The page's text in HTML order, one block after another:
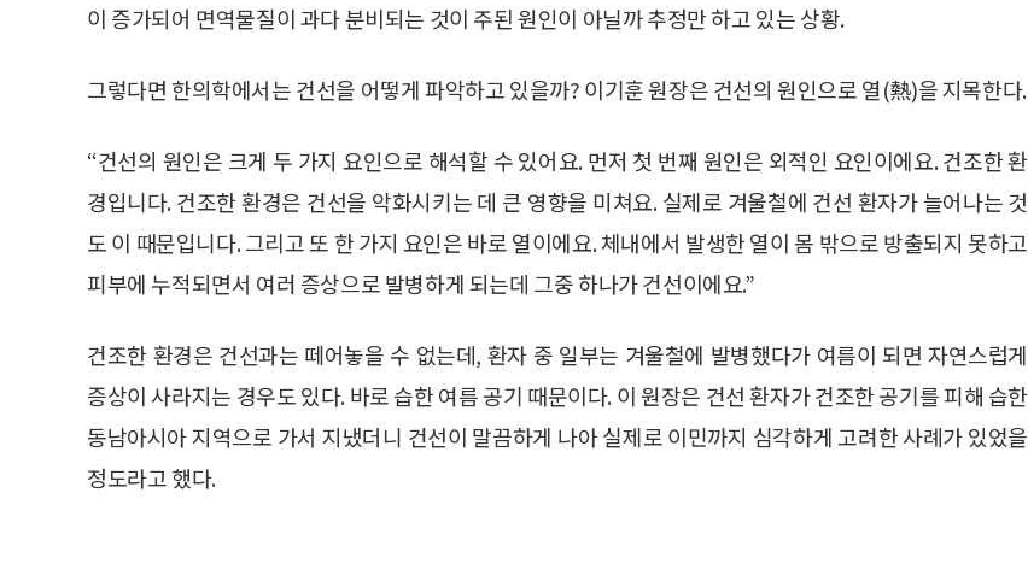
이 증가되어 면역물질이 과다 분비되는 것이 주된 원인이 아닐까 추정만 하고 있는 상황.
그렇다면 한의학에서는 건선을 어떻게 파악하고 있을까? 이기훈 원장은 건선의 원인으로 열(熱)을 지목한다.
“건선의 원인은 크게 두 가지 요인으로 해석할 수 있어요. 먼저 첫 번째 원인은 외적인 요인이에요. 건조한 환
경입니다. 건조한 환경은 건선을 악화시키는 데 큰 영향을 미쳐요. 실제로 겨울철에 건선 환자가 늘어나는 것
도 이 때문입니다. 그리고 또 한 가지 요인은 바로 열이에요. 체내에서 발생한 열이 몸 밖으로 방출되지 못하고
피부에 누적되면서 여러 증상으로 발병하게 되는데 그중 하나가 건선이에요.”
건조한 환경은 건선과는 떼어놓을 수 없는데, 환자 중 일부는 겨울철에 발병했다가 여름이 되면 자연스럽게
증상이 사라지는 경우도 있다. 바로 습한 여름 공기 때문이다. 이 원장은 건선 환자가 건조한 공기를 피해 습한
동남아시아 지역으로 가서 지냈더니 건선이 말끔하게 나아 실제로 이민까지 심각하게 고려한 사례가 있었을
정도라고 했다.